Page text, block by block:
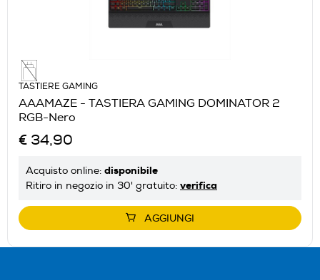
TASTIERE GAMING
AAAMAZE - TASTIERA GAMING DOMINATOR 2
RGB-Nero
€ 34,90
Acquisto online: disponibile
Ritiro in negozio in 30' gratuito: verifica
AGGIUNGI